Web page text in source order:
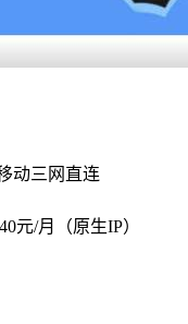
动三网直连
元/月（原生IP）